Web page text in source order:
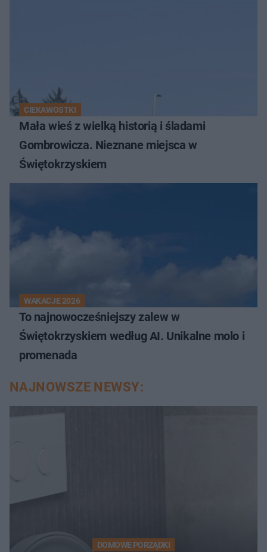
CIEKAWOSTKI
Mała wieś z wielką historią i śladami
Gombrowicza. Nieznane miejsca w
Świętokrzyskiem
WAKACJE 2026
To najnowocześniejszy zalew w
Świętokrzyskiem według AI. Unikalne molo i
promenada
NAJNOWSZE NEWSY:
DOMOWE PORZĄDKI